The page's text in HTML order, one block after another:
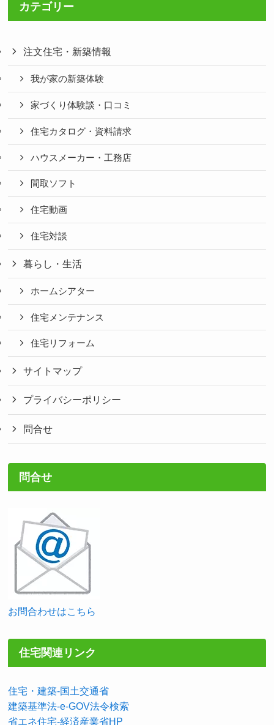
カテゴリー
注文住宅・新築情報
我が家の新築体験
家づくり体験談・口コミ
住宅カタログ・資料請求
ハウスメーカー・工務店
間取ソフト
住宅動画
住宅対談
暮らし・生活
ホームシアター
住宅メンテナンス
住宅リフォーム
サイトマップ
プライバシーポリシー
問合せ
問合せ
お問合わせはこちら
住宅関連リンク
住宅・建築-国土交通省
建築基準法-e-GOV法令検索
省エネ住宅-経済産業省HP